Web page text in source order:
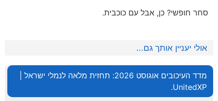
סחר חופשי? כן, אבל עם כוכבית.
אולי יעניין אותך גם...
מדד העיכובים אוגוסט 2026: תחזית מלאה לנמלי ישראל |
UnitedXP.